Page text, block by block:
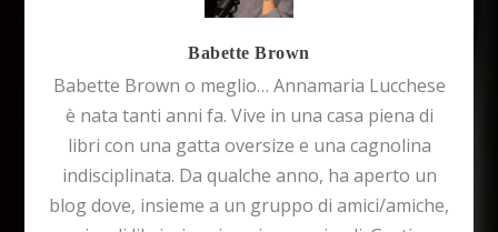
Babette Brown
Babette Brown o meglio… Annamaria Lucchese
è nata tanti anni fa. Vive in una casa piena di
libri con una gatta oversize e una cagnolina
indisciplinata. Da qualche anno, ha aperto un
blog dove, insieme a un gruppo di amici/amiche,